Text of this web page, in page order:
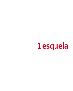
1 esquela